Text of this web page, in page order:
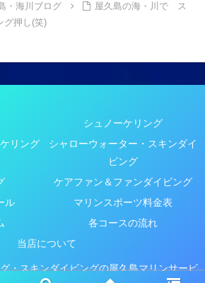
・海川ブログ
屋久島の海・川で ス
グ押し(笑)
シュノーケリング
リング
シャローウォーター・スキンダイ
ビング
ケアファン＆ファンダイビング
ル
マリンスポーツ料金表
各コースの流れ
当店について
・スキンダイビングの屋久島マリンサービ